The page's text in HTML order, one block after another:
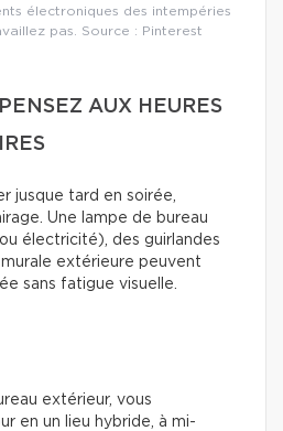
électroniques des intempéries
pas. Source : Pinterest
AUX HEURES
jusque tard en soirée,
Une lampe de bureau
électricité), des guirlandes
extérieure peuvent
sans fatigue visuelle.
extérieur, vous
en un lieu hybride, à mi-